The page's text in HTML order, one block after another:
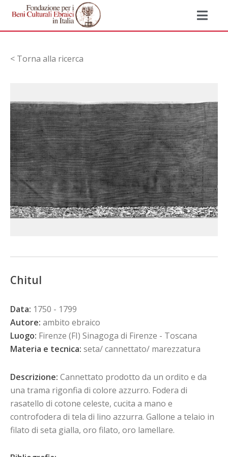
< Torna alla ricerca
Chitul
Data: 1750 - 1799
Autore: ambito ebraico
Luogo: Firenze (FI) Sinagoga di Firenze - Toscana
Materia e tecnica: seta/ cannettato/ marezzatura
Descrizione: Cannettato prodotto da un ordito e da
una trama rigonfia di colore azzurro. Fodera di
rasatello di cotone celeste, cucita a mano e
controfodera di tela di lino azzurra. Gallone a telaio in
filato di seta gialla, oro filato, oro lamellare.